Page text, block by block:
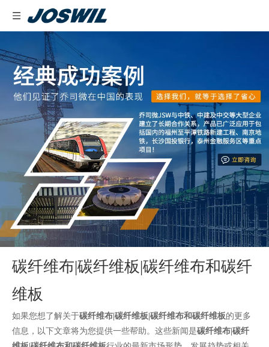
碳纤维布|碳纤维板|碳纤维布和碳纤
维板
如果您想了解关于碳纤维布|碳纤维板|碳纤维布和碳纤维板的更多
信息，以下文章将为您提供一些帮助。这些新闻是碳纤维布|碳纤